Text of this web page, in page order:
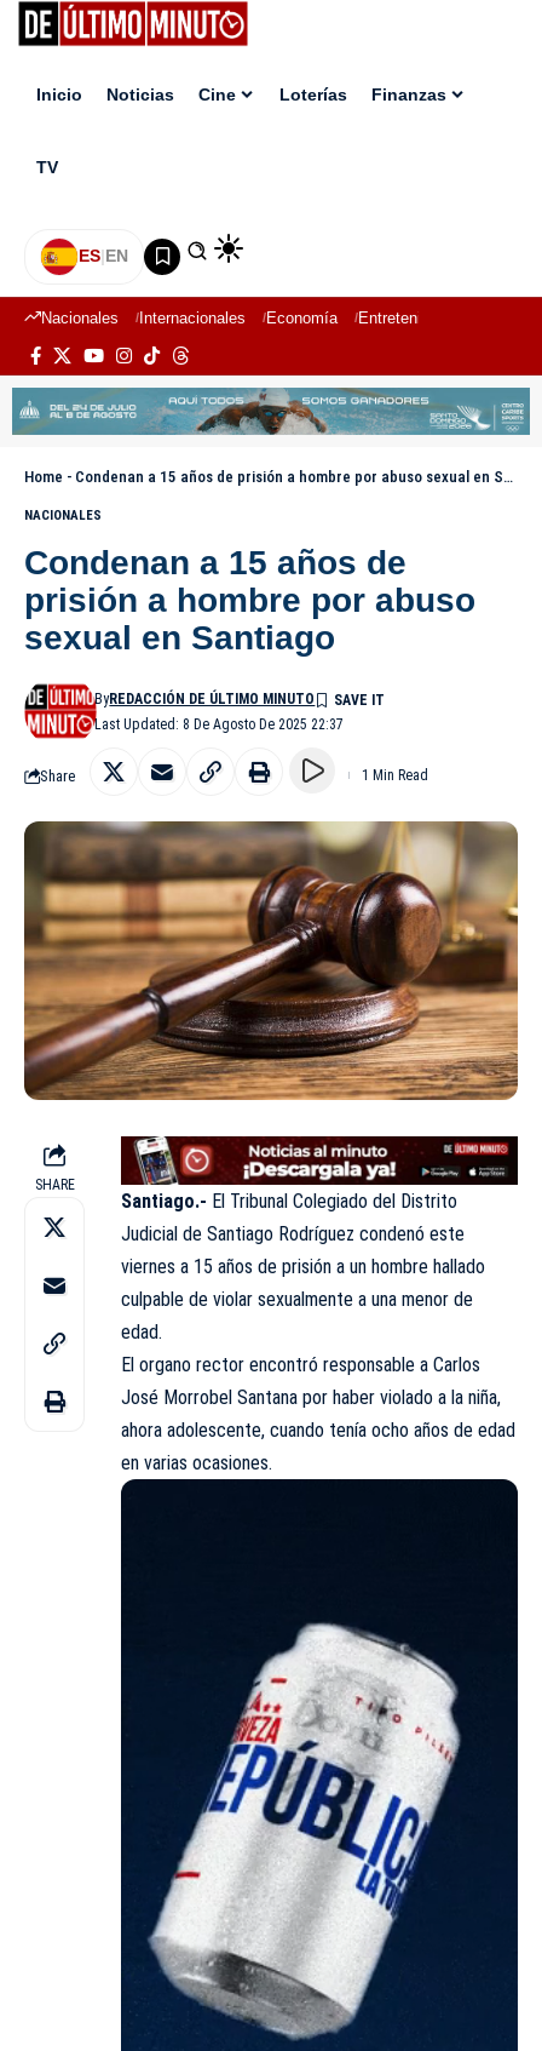
Inicio Noticias Cine Loterías Finanzas
TV
ES|EN
Nacionales Internacionales Economía Entretenimiento
Home - Condenan a 15 años de prisión a hombre por abuso sexual en Santiago
NACIONALES
Condenan a 15 años de
prisión a hombre por abuso
sexual en Santiago
Last Updated: 8 De Agosto De 2025 22:37
ByREDACCIÓN DE ÚLTIMO MINUTO
Share 1 Min Read
SHARE
Santiago.- El Tribunal Colegiado del Distrito
Judicial de Santiago Rodríguez condenó este
viernes a 15 años de prisión a un hombre hallado
culpable de violar sexualmente a una menor de
edad.
El organo rector encontró responsable a Carlos
José Morrobel Santana por haber violado a la niña,
ahora adolescente, cuando tenía ocho años de edad
en varias ocasiones.